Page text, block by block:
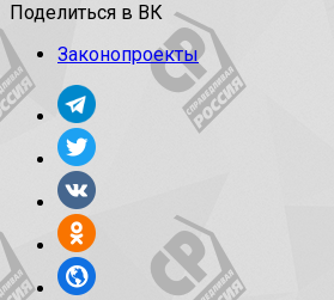
Поделиться в ВК
Законопроекты